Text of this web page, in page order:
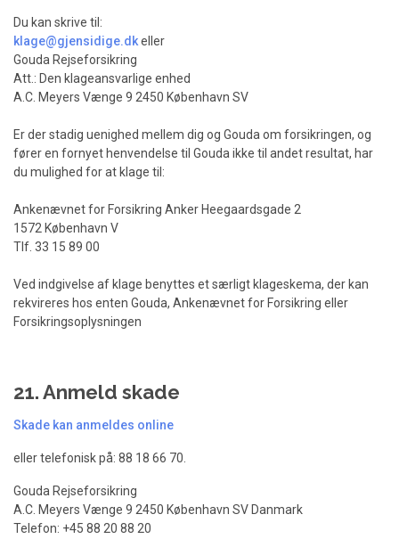
Du kan skrive til:
klage@gjensidige.dkeller
Gouda Rejseforsikring
Att.: Den klageansvarlige enhed
A.C. Meyers Vænge 9 2450 København SV
Er der stadig uenighed mellem dig og Gouda om forsikringen, og
fører en fornyet henvendelse til Gouda ikke til andet resultat, har
du mulighed for at klage til:
Ankenævnet for Forsikring Anker Heegaardsgade 2
1572 København V
Tlf. 33 15 89 00
Ved indgivelse af klage benyttes et særligt klageskema, der kan
rekvireres hos enten Gouda, Ankenævnet for Forsikring eller
Forsikringsoplysningen
21. Anmeld skade
Skade kan anmeldes online
eller telefonisk på: 88 18 66 70.
Gouda Rejseforsikring
A.C. Meyers Vænge 9 2450 København SV Danmark
Telefon: +45 88 20 88 20